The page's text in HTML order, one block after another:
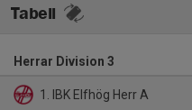
Tabell
Herrar Division 3
1. IBK Elfhög Herr A